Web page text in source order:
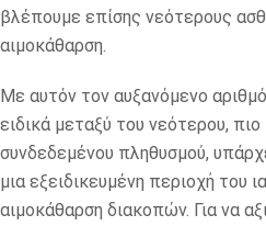
βλέπουμε επίσης νεότερους
αιμοκάθαρση.
Με αυτόν τον αυξανόμενο
ειδικά μεταξύ του νεότερου, πιο
συνδεδεμένου πληθυσμού,
μια εξειδικευμένη περιοχή του
αιμοκάθαρση διακοπών. Για να